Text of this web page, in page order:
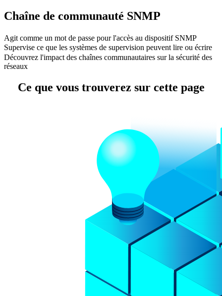
Chaîne de communauté SNMP
Agit comme un mot de passe pour l'accès au dispositif SNMP
Supervise ce que les systèmes de supervision peuvent lire ou écrire
Découvrez l'impact des chaînes communautaires sur la sécurité des
réseaux
Ce que vous trouverez sur cette page